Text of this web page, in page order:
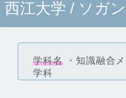
西江大学 / ソガ
学科名 ・知識融合
学科